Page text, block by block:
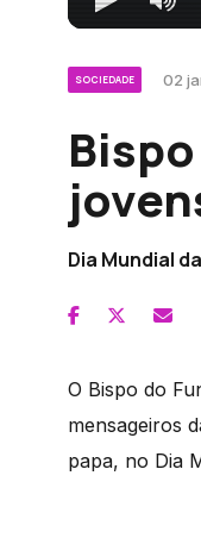
SOCIEDADE 02
Dia Mundial
O Bispo do
mensageiros
papa, no Dia